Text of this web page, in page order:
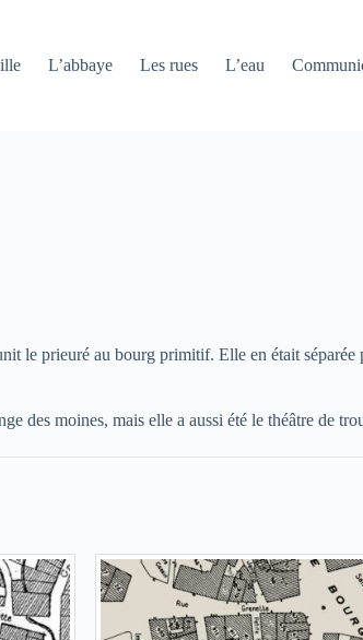
L’abbaye Les rues L’eau
le prieuré au bourg primitif. Elle en était
des moines, mais elle a aussi été le théâtre de